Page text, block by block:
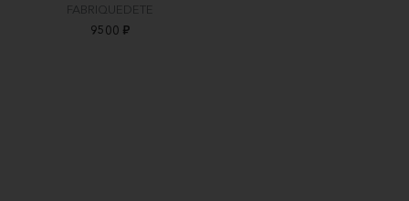
FABRIQUEDETE
9500 ₽